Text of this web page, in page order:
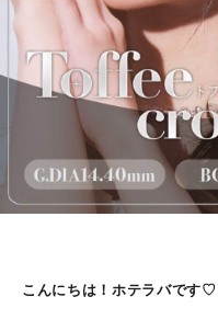
こんにちは！ホテラバです♡